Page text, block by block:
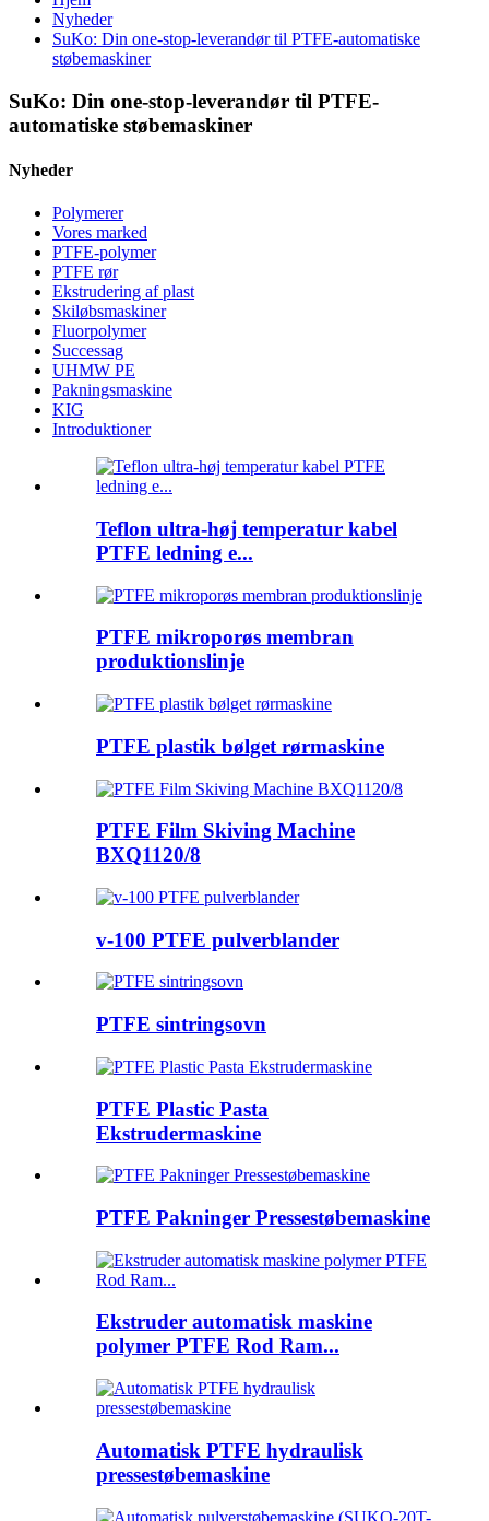
Nyheder
SuKo: Din one-stop-leverandør til PTFE-automatiske
støbemaskiner
SuKo: Din one-stop-leverandør til PTFE-
automatiske støbemaskiner
Nyheder
Polymerer
Vores marked
PTFE-polymer
PTFE rør
Ekstrudering af plast
Skiløbsmaskiner
Fluorpolymer
Successag
UHMW PE
Pakningsmaskine
KIG
Introduktioner
Teflon ultra-høj temperatur kabel
PTFE ledning e...
PTFE mikroporøs membran
produktionslinje
PTFE plastik bølget rørmaskine
PTFE Film Skiving Machine
BXQ1120/8
v-100 PTFE pulverblander
PTFE sintringsovn
PTFE Plastic Pasta
Ekstrudermaskine
PTFE Pakninger Pressestøbemaskine
Ekstruder automatisk maskine
polymer PTFE Rod Ram...
Automatisk PTFE hydraulisk
pressestøbemaskine